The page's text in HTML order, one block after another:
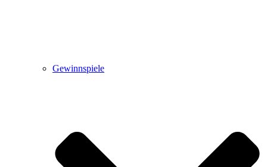
Gewinnspiele